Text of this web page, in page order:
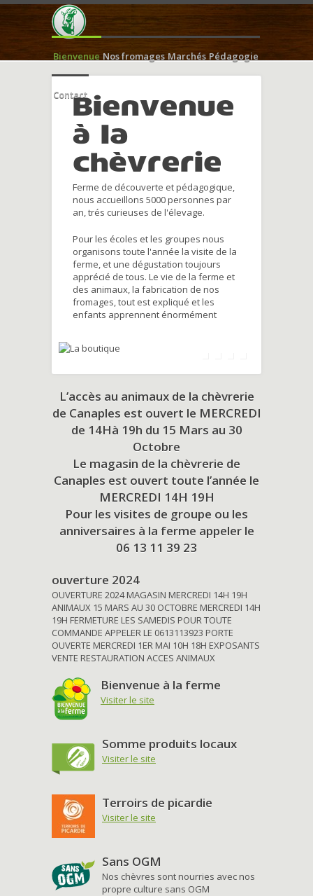
Bienvenue Nos fromages Marchés Pédagogie
ContactBienvenue
à la
chèvrerie
Ferme de découverte et pédagogique,
nous accueillons 5000 personnes par
an, trés curieuses de l'élevage.
Pour les écoles et les groupes nous
organisons toute l'année la visite de la
ferme, et une dégustation toujours
apprécié de tous. Le vie de la ferme et
des animaux, la fabrication de nos
fromages, tout est expliqué et les
enfants apprennent énormément
L’accès au animaux de la chèvrerie
de Canaples est ouvert le MERCREDI
de 14Hà 19h du 15 Mars au 30
Octobre
Le magasin de la chèvrerie de
Canaples est ouvert toute l’année le
MERCREDI 14H 19H
Pour les visites de groupe ou les
anniversaires à la ferme appeler le
06 13 11 39 23
ouverture 2024
OUVERTURE 2024 MAGASIN MERCREDI 14H 19H
ANIMAUX 15 MARS AU 30 OCTOBRE MERCREDI 14H
19H FERMETURE LES SAMEDIS POUR TOUTE
COMMANDE APPELER LE 0613113923 PORTE
OUVERTE MERCREDI 1ER MAI 10H 18H EXPOSANTS
VENTE RESTAURATION ACCES ANIMAUX
Bienvenue à la ferme
Visiter le site
Somme produits locaux
Visiter le site
Terroirs de picardie
Visiter le site
Sans OGM
Nos chèvres sont nourries avec nos
propre culture sans OGM